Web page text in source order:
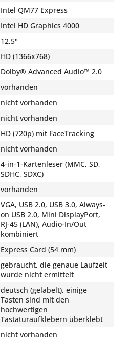
Intel QM77 Express
Intel HD Graphics 4000
12,5"
HD (1366x768)
Dolby® Advanced Audio™ 2.0
vorhanden
nicht vorhanden
nicht vorhanden
HD (720p) mit FaceTracking
nicht vorhanden
4-in-1-Kartenleser (MMC, SD,
SDHC, SDXC)
vorhanden
VGA, USB 2.0, USB 3.0, Always-
on USB 2.0, Mini DisplayPort,
RJ-45 (LAN), Audio-In/Out
kombiniert
Express Card (54 mm)
gebraucht, die genaue Laufzeit
wurde nicht ermittelt
deutsch (gelabelt), einige
Tasten sind mit den
hochwertigen
Tastaturaufklebern überklebt
nicht vorhanden